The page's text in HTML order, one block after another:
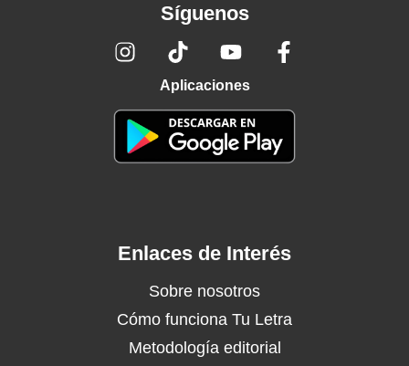
Síguenos
Aplicaciones
Enlaces de Interés
Sobre nosotros
Cómo funciona Tu Letra
Metodología editorial